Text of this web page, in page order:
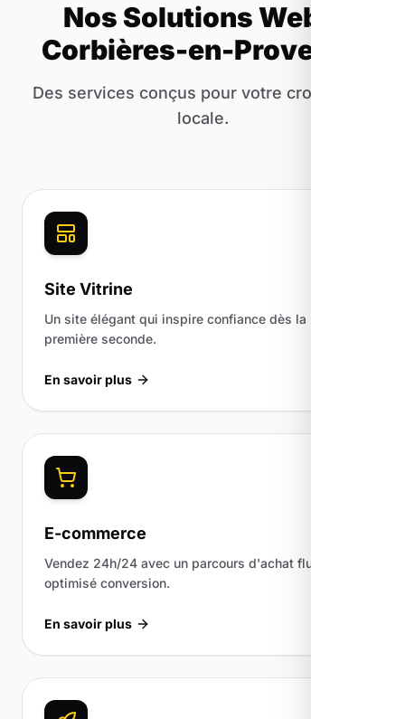
Nos Solutions Web à
Corbières-en-Provence
Des services conçus pour votre croissance
locale.
Site Vitrine
Un site élégant qui inspire confiance dès la
première seconde.
En savoir plus
E-commerce
Vendez 24h/24 avec un parcours d'achat fluide et
optimisé conversion.
En savoir plus